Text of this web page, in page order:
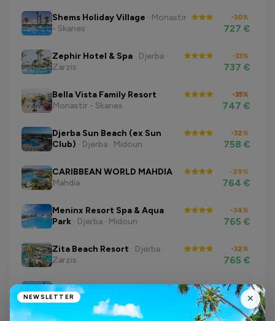
Shems Holiday Village · Monastir
- Skanes
-30%
727 €
Zephir Hotel & Spa · Djerba ·
Zarzis
-33%
737 €
Bella Vista Family Resort ·
Monastir - Skanes
-35%
747 €
Djerba Sun Beach (ex Sun
Club) · Djerba · Midoun
-32%
758 €
CARIBBEAN WORLD MAHDIA ·
Mahdia
-29%
764 €
Meninx Resort Spa & Aqua
Park · Djerba · Midoun
-34%
765 €
Zita Beach Resort · Djerba ·
Zarzis
-32%
765 €
Nahrawess Resort & Thalasso·
Hammamet
-36%
765 €✕
NEWSLETTER